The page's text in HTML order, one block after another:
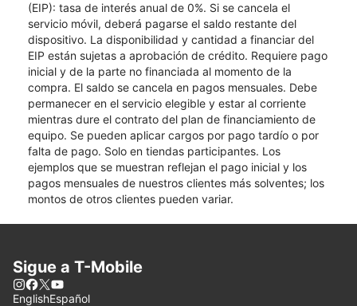
(EIP): tasa de interés anual de 0%. Si se cancela el
servicio móvil, deberá pagarse el saldo restante del
dispositivo. La disponibilidad y cantidad a financiar del
EIP están sujetas a aprobación de crédito. Requiere pago
inicial y de la parte no financiada al momento de la
compra. El saldo se cancela en pagos mensuales. Debe
permanecer en el servicio elegible y estar al corriente
mientras dure el contrato del plan de financiamiento de
equipo. Se pueden aplicar cargos por pago tardío o por
falta de pago. Solo en tiendas participantes. Los
ejemplos que se muestran reflejan el pago inicial y los
pagos mensuales de nuestros clientes más solventes; los
montos de otros clientes pueden variar.